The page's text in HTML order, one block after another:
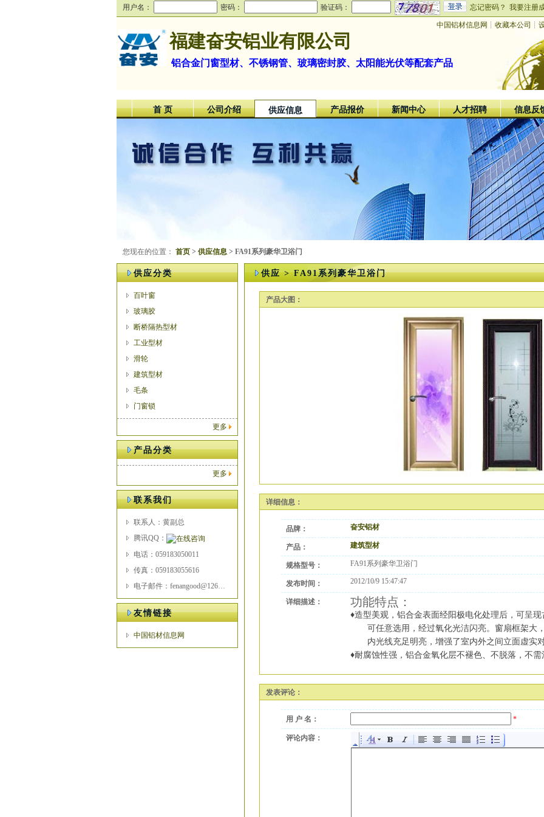
用户名： 密码： 验证码： 忘记密码？ 我要注册
中国铝材信息网 ┊ 收藏本公司 ┊
福建奋安铝业有限公司
铝合金门窗型材、不锈钢管、玻璃密封胶、太阳能光伏等配套产品
首 页 公司介绍 供应信息 产品报价 新闻中心 人才招聘 信息反
您现在的位置： 首页 > 供应信息 > FA91系列豪华卫浴门
供应分类
百叶窗
玻璃胶
断桥隔热型材
工业型材
滑轮
建筑型材
毛条
门窗锁
更多
产品分类
更多
联系我们
联系人：黄副总
腾讯QQ：
电话：059183050011
传真：059183055616
电子邮件：fenangood@126.com
友情链接
中国铝材信息网
供应 > FA91系列豪华卫浴门
产品大图：
详细信息：
品牌： 奋安铝材
产品： 建筑型材
规格型号： FA91系列豪华卫浴门
发布时间： 2012/10/9 15:47:47
详细描述： 功能特点：
♦造型美观，铝合金表面经阳极电化处理后，可呈
可任意选用，经过氧化光洁闪亮。窗扇框架大
内光线充足明亮，增强了室内外之间立面虚实
♦耐腐蚀性强 ， 铝合金氧化层不褪色、不脱落，不
发表评论：
用 户 名： *
评论内容：